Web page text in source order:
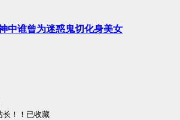
中谁曾为迷惑鬼切化身美女
长！！已收藏